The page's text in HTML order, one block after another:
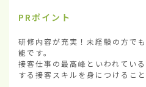
PRポイント
研修内容が充実！未経験の方で
能です。
接客仕事の最高峰といわれてい
する接客スキルを身につけること